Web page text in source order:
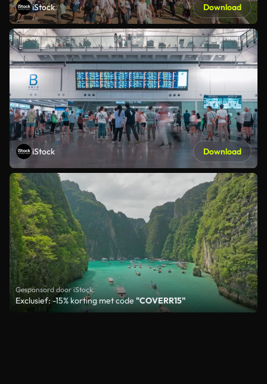
iStock Download
iStock Download
Gesponsord door iStock
Exclusief: -15% korting met code "COVERR15"